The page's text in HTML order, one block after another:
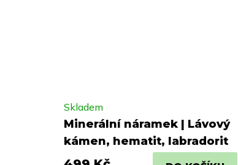
Minerální náramek | Lávový
kámen, hematit, labradorit
Skladem